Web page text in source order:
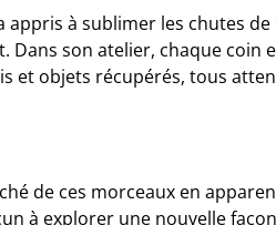
appris à sublimer les chutes
Dans son atelier, chaque coin
et objets récupérés, tous
de ces morceaux en
à explorer une nouvelle